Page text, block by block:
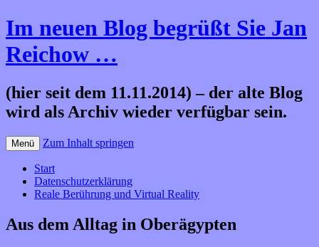
Im neuen Blog begrüßt Sie Jan
Reichow …
(hier seit dem 11.11.2014) – der alte Blog
wird als Archiv wieder verfügbar sein.
Menü Zum Inhalt springen
Start
Datenschutzerklärung
Reale Berührung und Virtual Reality
Aus dem Alltag in Oberägypten